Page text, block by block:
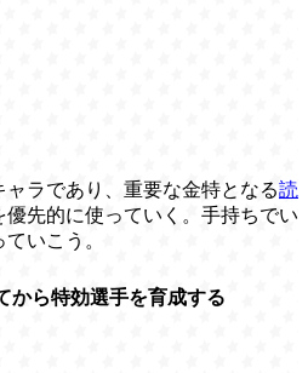
ラであり、重要な金特となる読
優先的に使っていく。手持ちでい
いこう。
から特効選手を育成する